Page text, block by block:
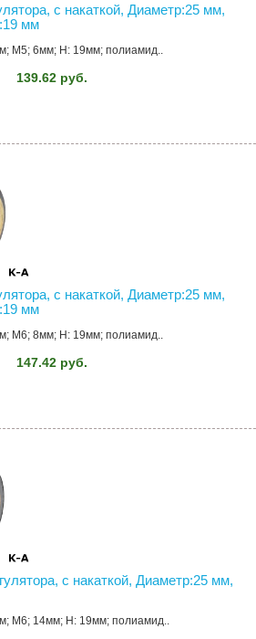
с накаткой, Диаметр:25 мм,
мм
M5; 6мм; H: 19мм; полиамид..
139.62 руб.
с накаткой, Диаметр:25 мм,
мм
M6; 8мм; H: 19мм; полиамид..
147.42 руб.
с накаткой, Диаметр:25 мм,
M6; 14мм; H: 19мм; полиамид..